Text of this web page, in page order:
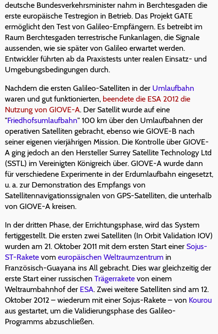
deutsche Bundesverkehrsminister nahm in Berchtesgaden die
erste europäische Testregion in Betrieb. Das Projekt GATE
ermöglicht den Test von Galileo-Empfängern. Es betreibt im
Raum Berchtesgaden terrestrische Funkanlagen, die Signale
aussenden, wie sie später von Galileo erwartet werden.
Entwickler führten ab da Praxistests unter realen Einsatz- und
Umgebungsbedingungen durch.
Nachdem die ersten Galileo-Satelliten in der Umlaufbahn
waren und gut funktionierten, beendete die ESA 2012 die
Nutzung von GIOVE-A. Der Satellit wurde auf eine
"Friedhofsumlaufbahn" 100 km über den Umlaufbahnen der
operativen Satelliten gebracht, ebenso wie GIOVE-B nach
seiner eigenen vierjährigen Mission. Die Kontrolle über GIOVE-
A ging jedoch an den Hersteller Surrey Satellite Technology Ltd
(SSTL) im Vereinigten Königreich über. GIOVE-A wurde dann
für verschiedene Experimente in der Erdumlaufbahn eingesetzt,
u. a. zur Demonstration des Empfangs von
Satellitennavigationssignalen von GPS-Satelliten, die unterhalb
von GIOVE-A kreisen.
In der dritten Phase, der Errichtungsphase, wird das System
fertiggestellt. Die ersten zwei Satelliten (In Orbit Validation IOV)
wurden am 21. Oktober 2011 mit dem ersten Start einer Sojus-
ST-Rakete vom europäischen Weltraumzentrum in
Französisch-Guayana ins All gebracht. Dies war gleichzeitig der
erste Start einer russischen Trägerrakete von einem
Weltraumbahnhof der ESA. Zwei weitere Satelliten sind am 12.
Oktober 2012 – wiederum mit einer Sojus-Rakete – von Kourou
aus gestartet, um die Validierungsphase des Galileo-
Programms abzuschließen.